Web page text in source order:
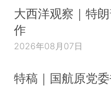
大西洋观察｜特
作
2026年08月07日
特稿｜国航原党